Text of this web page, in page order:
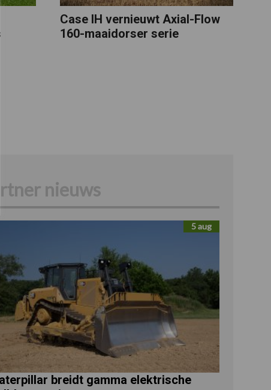
Case IH vernieuwt Axial-Flow
160-maaidorser serie
nieuws
5 aug
breidt gamma elektrische